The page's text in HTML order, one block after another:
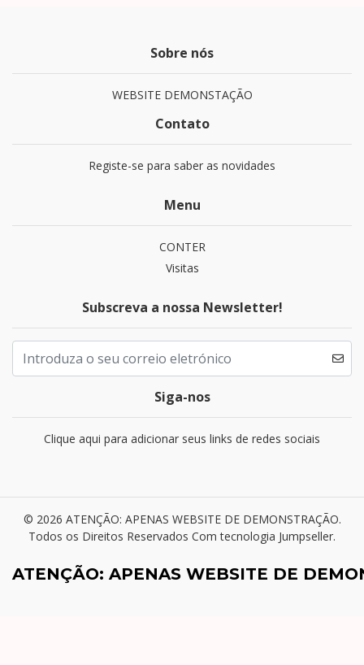
Sobre nós
WEBSITE DEMONSTAÇÃO
Contato
Registe-se para saber as novidades
Menu
CONTER
Visitas
Subscreva a nossa Newsletter!
Siga-nos
Clique aqui para adicionar seus links de redes sociais
© 2026 ATENÇÃO: APENAS WEBSITE DE DEMONSTRAÇÃO.
Todos os Direitos Reservados Com tecnologia Jumpseller.
ATENÇÃO: APENAS WEBSITE DE